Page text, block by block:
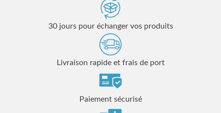
30 jours pour échanger vos produits
Livraison rapide et frais de port
Paiement sécurisé